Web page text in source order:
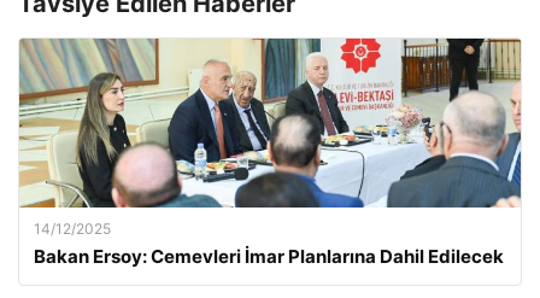
14/12/2025
Bakan Ersoy: Cemevleri İmar Planlarına Dahil Edilecek